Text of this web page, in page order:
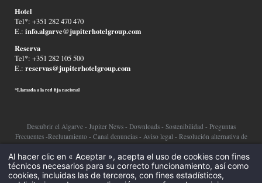
Hotel
Tel*: +351 282 470 470
E.:info.algarve@jupiterhotelgroup.com
Reserva
Tel*: +351 282 105 500
E.:reservas@jupiterhotelgroup.com
*Llamada a la red fija nacional
Descubrir el Algarve- Jupiter News- Downloads- Sostenibilidad - Preguntas
Frecuentes-Reclutamiento- Canal denuncias- Aviso legal - Resolución alternativa de
conflictos - Política de privacidad- Cookies -
©2026 Jupiter Hotel Group
Al hacer clic en « Aceptar », acepta el uso de cookies con fines
técnicos necesarios para su correcto funcionamiento, así como
cookies, incluidas las de terceros, con fines estadísticos,